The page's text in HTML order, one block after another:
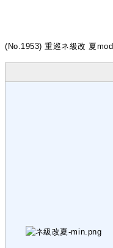
(No.1953) 重巡ネ級改 夏